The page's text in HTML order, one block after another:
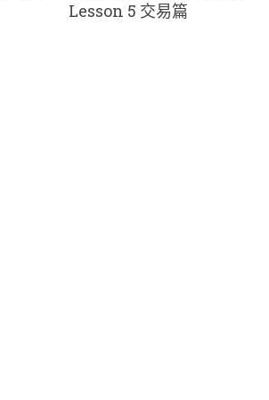
Lesson 5 交易篇